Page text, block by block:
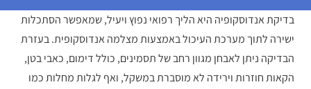
בדיקת אנדוסקופיה היא הליך רפואי נפוץ ויעיל, שמאפשר הסתכלות
ישירה לתוך מערכת העיכול באמצעות מצלמה אנדוסקופית. בעזרת
הבדיקה ניתן לאבחן מגוון רחב של תסמינים, כולל דימום, כאבי בטן,
הקאות חוזרות וירידה לא מוסברת במשקל, ואף לגלות מחלות כמו